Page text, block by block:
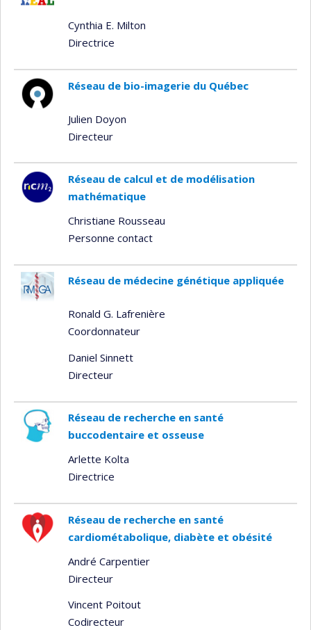
Cynthia E. Milton
Directrice
Réseau de bio-imagerie du Québec
Julien Doyon
Directeur
Réseau de calcul et de modélisation
mathématique
Christiane Rousseau
Personne contact
Réseau de médecine génétique appliquée
Ronald G. Lafrenière
Coordonnateur
Daniel Sinnett
Directeur
Réseau de recherche en santé
buccodentaire et osseuse
Arlette Kolta
Directrice
Réseau de recherche en santé
cardiométabolique, diabète et obésité
André Carpentier
Directeur
Vincent Poitout
Codirecteur